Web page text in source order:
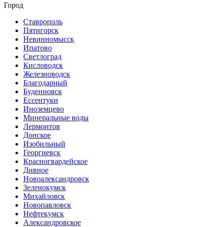
Город
Ставрополь
Пятигорск
Невинномысск
Ипатово
Светлоград
Кисловодск
Железноводск
Благодарный
Буденновск
Ессентуки
Иноземцево
Минеральные воды
Лермонтов
Донское
Изобильный
Георгиевск
Красногвардейское
Дивное
Новоалександровск
Зеленокумск
Михайловск
Новопавловск
Нефтекумск
Александровское